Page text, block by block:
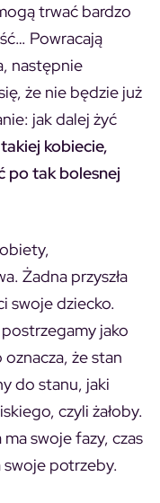
trwać bardzo
Powracają
następnie
że nie będzie już
jak dalej żyć
kobiecie,
po tak bolesnej
Żadna przyszła
swoje dziecko.
jako
że stan
do stanu, jaki
czyli żałoby.
swoje fazy, czas
swoje potrzeby.